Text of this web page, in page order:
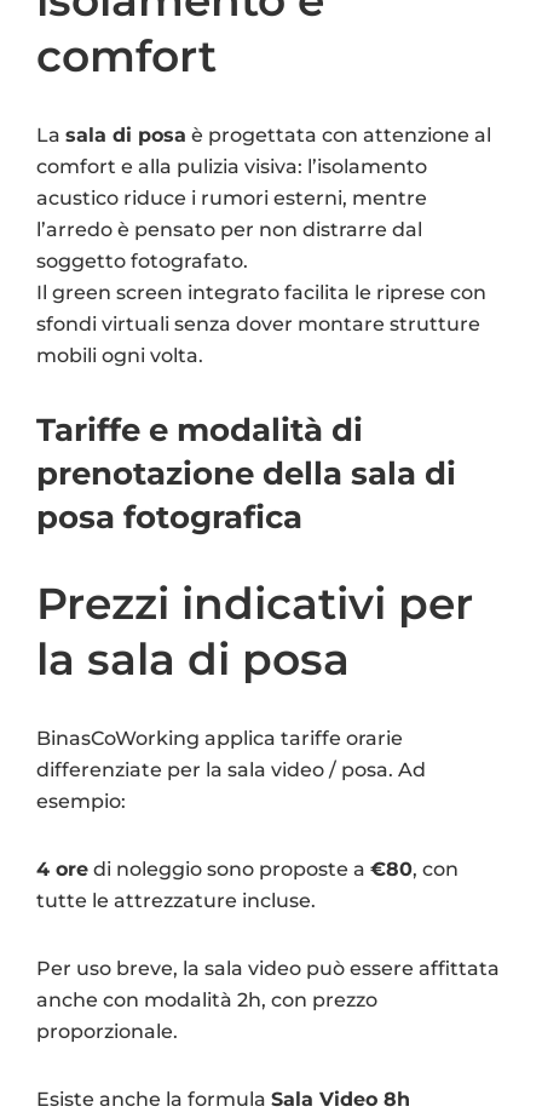
comfort
La sala di posa è progettata con attenzione al
comfort e alla pulizia visiva: l’isolamento
acustico riduce i rumori esterni, mentre
l’arredo è pensato per non distrarre dal
soggetto fotografato.
Il green screen integrato facilita le riprese con
sfondi virtuali senza dover montare strutture
mobili ogni volta.
Tariffe e modalità di
prenotazione della sala di
posa fotografica
Prezzi indicativi per
la sala di posa
BinasCoWorking applica tariffe orarie
differenziate per la sala video / posa. Ad
esempio:
4 ore di noleggio sono proposte a €80, con
tutte le attrezzature incluse.
Per uso breve, la sala video può essere affittata
anche con modalità 2h, con prezzo
proporzionale.
Esiste anche la formula Sala Video 8h